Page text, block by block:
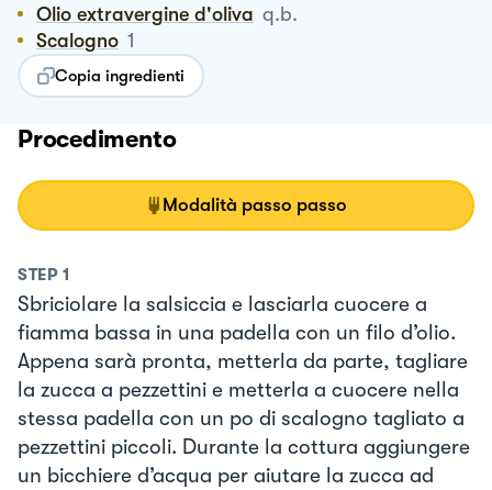
Olio extravergine d'oliva q.b.
Scalogno 1
Copia ingredienti
Procedimento
Modalità passo passo
STEP 1
Sbriciolare la salsiccia e lasciarla cuocere a
fiamma bassa in una padella con un filo d’olio.
Appena sarà pronta, metterla da parte, tagliare
la zucca a pezzettini e metterla a cuocere nella
stessa padella con un po di scalogno tagliato a
pezzettini piccoli. Durante la cottura aggiungere
un bicchiere d’acqua per aiutare la zucca ad